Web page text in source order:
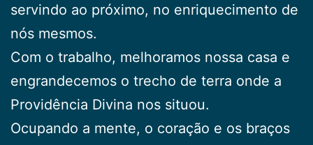
servindo ao próximo, no enriquecimento de
nós mesmos.
Com o trabalho, melhoramos nossa casa e
engrandecemos o trecho de terra onde a
Providência Divina nos situou.
Ocupando a mente, o coração e os braços